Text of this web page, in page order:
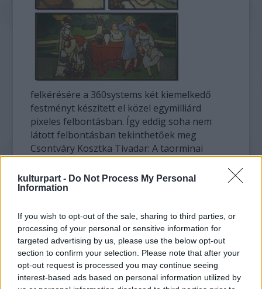
kulturpart - Do Not Process My Personal
Information
If you wish to opt-out of the sale, sharing to third parties, or
processing of your personal or sensitive information for
targeted advertising by us, please use the below opt-out
section to confirm your selection. Please note that after your
opt-out request is processed you may continue seeing
interest-based ads based on personal information utilized by
felkérésére a 360systems két kiemelkedő
festményt készített el közel egymilliárd
pixeles felbontásban. Így eddig soha nem
látott felbontásban tekinthetőek meg
Csontváry Kosztka Tivadar: A taorminai
Schiffer-villapannója című festményei. Minden
kép nagyjából 150-200 képből készült, az
egyenként 1300-1900 képre lettek darabolva.
Az internetre optimalizált megjelenítő
rendszer 6 rétegben, különböző
felbontásban jeleníti meg a képeket, így
mindig csak az aktuális látómezőhöz